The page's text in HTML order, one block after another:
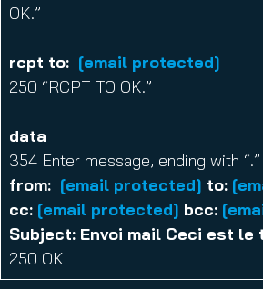
OK.”
rcpt to: [email protected]
250 “RCPT TO OK.”
data
354 Enter message, ending with
from: [email protected] to:
cc: [email protected] bcc:
Subject: Envoi mail Ceci est le
250 OK